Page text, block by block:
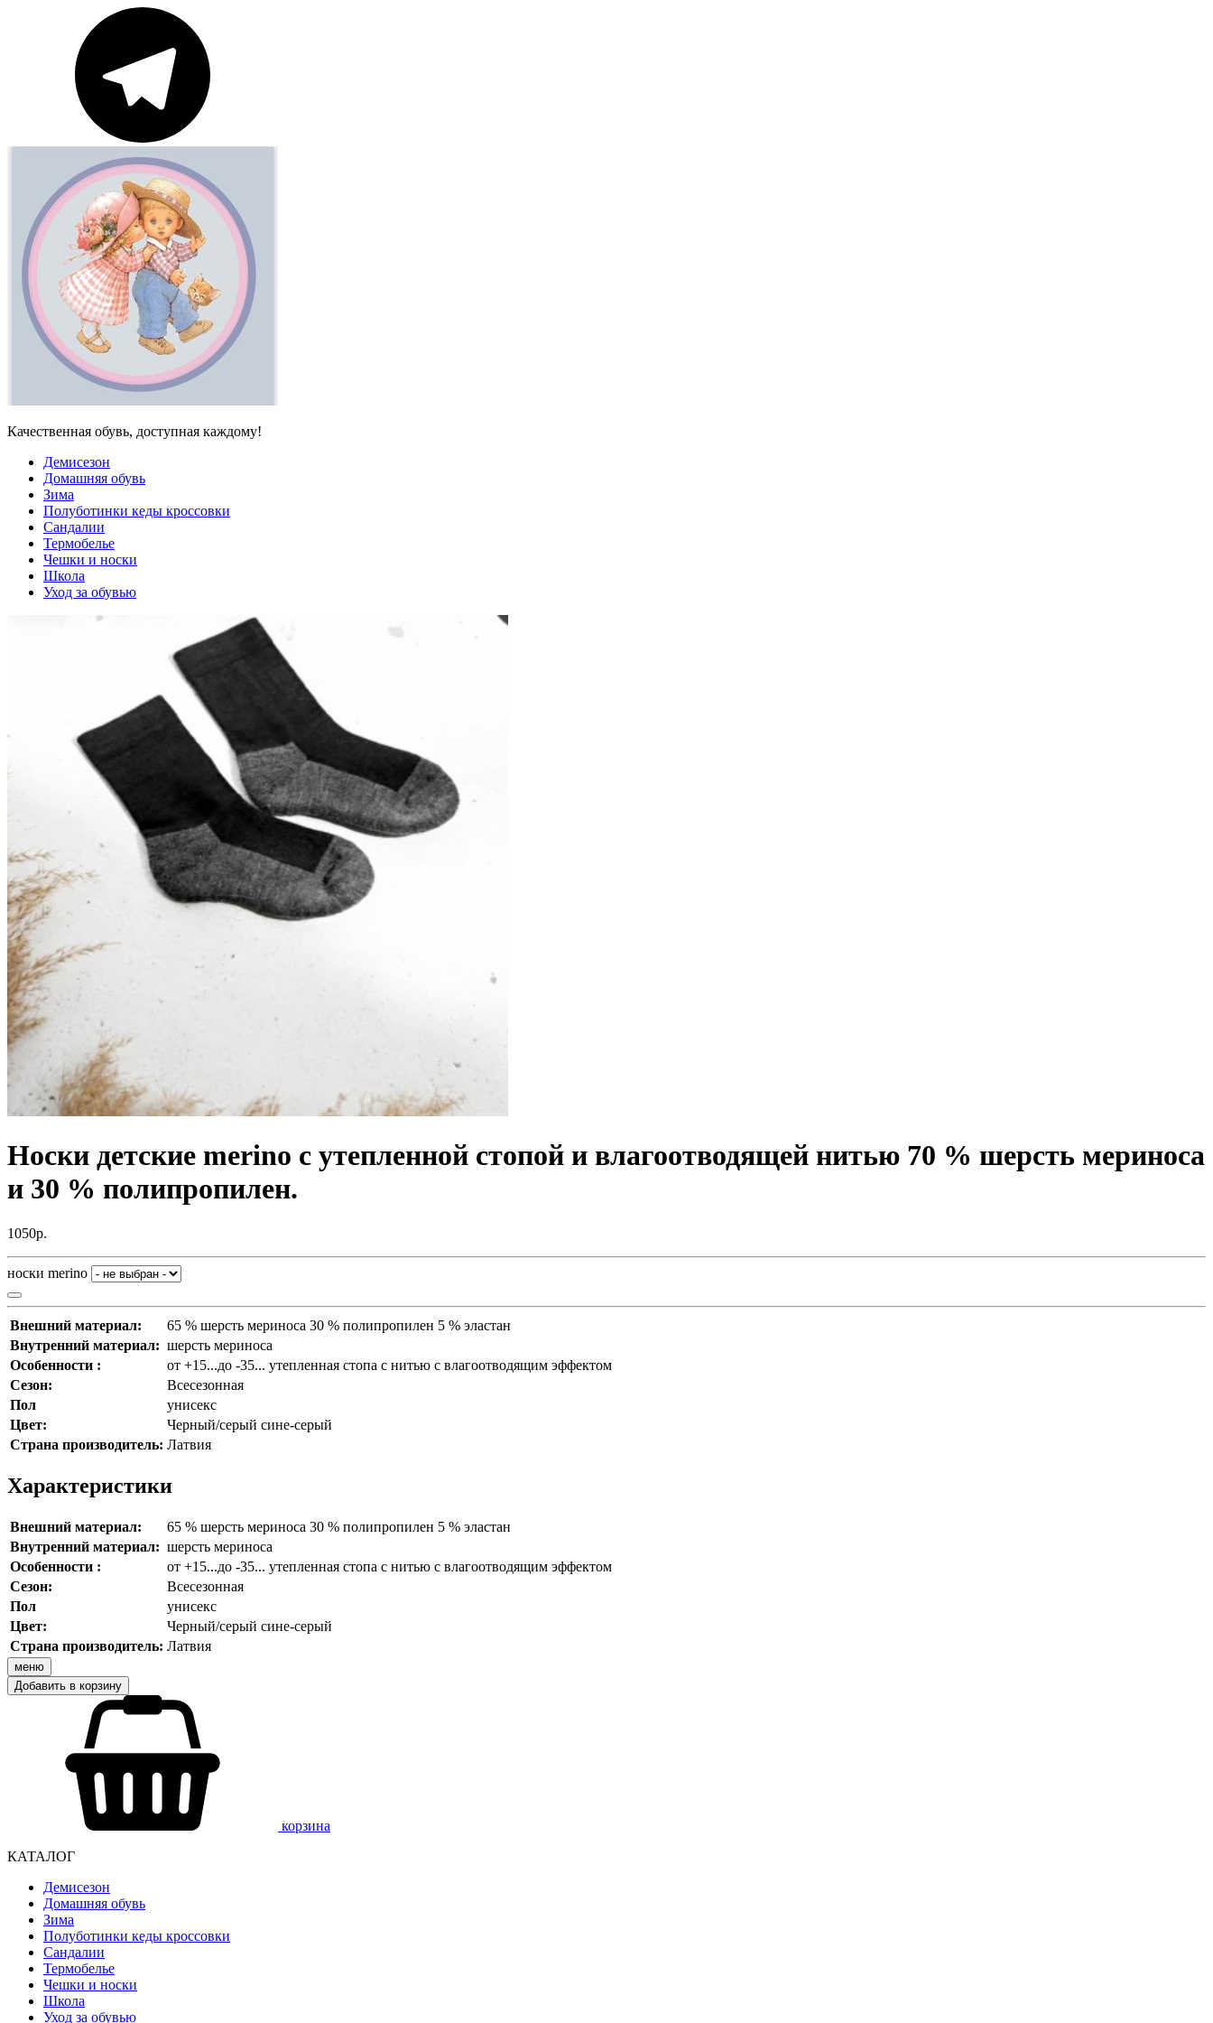
Качественная обувь, доступная каждому!
Демисезон
Домашняя обувь
Зима
Полуботинки кеды кроссовки
Сандалии
Термобелье
Чешки и носки
Школа
Уход за обувью
Носки детские merino с утепленной стопой и влагоотводящей нитью 70 % шерсть мериноса
и 30 % полипропилен.
1050р.
носки merino
Внешний материал:
65 % шерсть мериноса 30 % полипропилен 5 % эластан
Внутренний материал: шерсть мериноса
Особенности :
от +15...до -35... утепленная стопа с нитью с влагоотводящим эффектом
Сезон:
Всесезонная
Пол
унисекс
Цвет:
Черный/серый сине-серый
Страна производитель: Латвия
Характеристики
Внешний материал:
65 % шерсть мериноса 30 % полипропилен 5 % эластан
Внутренний материал: шерсть мериноса
Особенности :
от +15...до -35... утепленная стопа с нитью с влагоотводящим эффектом
Сезон:
Всесезонная
Пол
унисекс
Цвет:
Черный/серый сине-серый
Страна производитель: Латвия
меню
Добавить в корзину
корзина
КАТАЛОГ
Демисезон
Домашняя обувь
Зима
Полуботинки кеды кроссовки
Сандалии
Термобелье
Чешки и носки
Школа
Уход за обувью